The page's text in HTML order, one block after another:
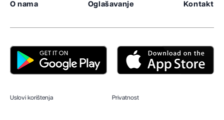
O nama Oglašavanje Kontakt
Uslovi korištenja Privatnost